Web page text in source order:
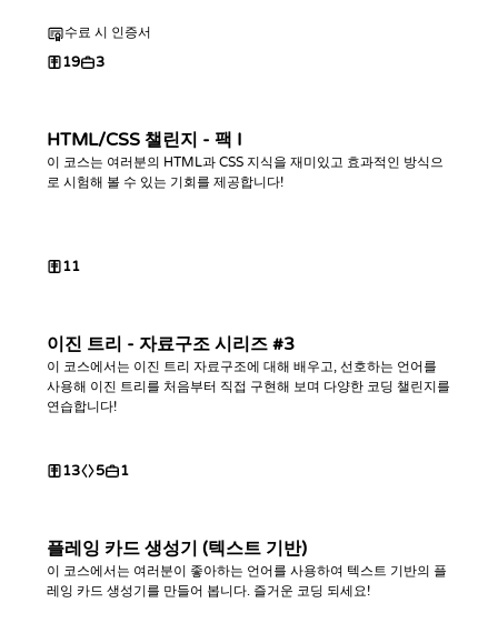
수료 시 인증서
19 3
HTML/CSS 챌린지 - 팩 I
이 코스는 여러분의 HTML과 CSS 지식을 재미있고 효과적인 방식으
로 시험해 볼 수 있는 기회를 제공합니다!
11
이진 트리 - 자료구조 시리즈 #3
이 코스에서는 이진 트리 자료구조에 대해 배우고, 선호하는 언어를
사용해 이진 트리를 처음부터 직접 구현해 보며 다양한 코딩 챌린지를
연습합니다!
13 5 1
플레잉 카드 생성기 (텍스트 기반)
이 코스에서는 여러분이 좋아하는 언어를 사용하여 텍스트 기반의 플
레잉 카드 생성기를 만들어 봅니다. 즐거운 코딩 되세요!